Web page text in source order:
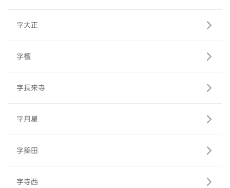
字大正
字檀
字長来寺
字月星
字築田
字寺西